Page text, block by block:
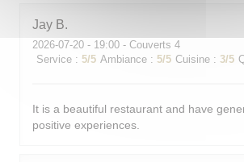
Jay B
2026-07-20 - 19:00 - Couverts 4
Service : 5/5 Ambiance : 5/5 Cuisine : 3/5
It is a beautiful restaurant and have
positive experiences.